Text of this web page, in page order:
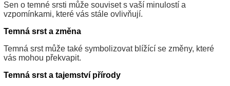
Sen o temné srsti může souviset s vaší minulostí a
vzpomínkami, které vás stále ovlivňují.
Temná srst a změna
Temná srst může také symbolizovat blížící se změny, které
vás mohou překvapit.
Temná srst a tajemství přírody